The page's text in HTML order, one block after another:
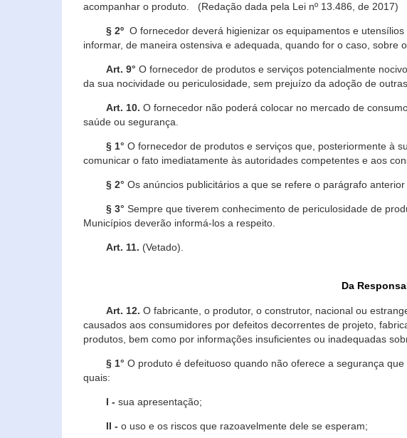
acompanhar o produto. (Redação dada pela Lei nº 13.486, de 2017)
§ 2º O fornecedor deverá higienizar os equipamentos e
informar, de maneira ostensiva e adequada, quando for o caso,
Art. 9° O fornecedor de produtos e serviços potencialmente
da sua nocividade ou periculosidade, sem prejuízo da adoção de
Art. 10. O fornecedor não poderá colocar no mercado de
saúde ou segurança.
§ 1° O fornecedor de produtos e serviços que, posteriormente à
comunicar o fato imediatamente às autoridades competentes e aos
§ 2° Os anúncios publicitários a que se refere o parágrafo
§ 3° Sempre que tiverem conhecimento de periculosidade de
Municípios deverão informá-los a respeito.
Art. 11. (Vetado).
Da
Art. 12. O fabricante, o produtor, o construtor, nacional ou
causados aos consumidores por defeitos decorrentes de projeto,
produtos, bem como por informações insuficientes ou inadequadas
§ 1° O produto é defeituoso quando não oferece a segurança
quais:
I - sua apresentação;
II - o uso e os riscos que razoavelmente dele se esperam;